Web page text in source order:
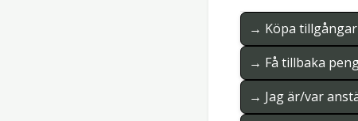
→ Köpa
→ Få tillbaka
→ Jag är/var